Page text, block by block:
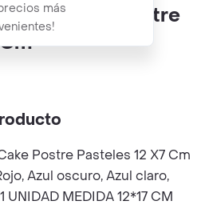
más
Cup Cake Postre
Postre Pasteles 12 X7 Cm
Azul oscuro, Azul claro,
MEDIDA 12*17 CM